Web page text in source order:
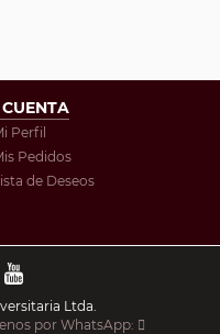
Perfil
Pedidos
de Deseos
Ltda.
por WhatsApp: